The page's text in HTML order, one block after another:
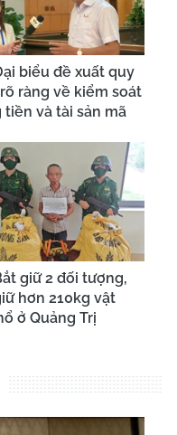
biểu đề xuất quy
ràng về kiểm soát
tiền và tài sản mã
giữ 2 đối tượng,
hơn 210kg vật
ở Quảng Trị